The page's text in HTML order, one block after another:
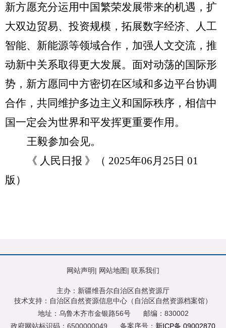
新方愿充分运用中国繁荣发展带来的机遇，扩
大双边贸易、投资规模，拓展数字经济、人工
智能、新能源等领域合作，加强人文交流，推
动新中关系取得更大发展。面对动荡的国际形
势，新方愿同中方密切在区域和多边平台协调
合作，共同维护多边主义和国际秩序，相信中
国一定会为世界和平发挥更重要作用。
王毅参加会见。
《 人民日报 》（ 2025年06月 25 日 01
版）
网站声明| 网站地图| 联系我们
主办：新疆维吾尔自治区自然资源厅
技术支持：自治区自然资源信息中心（自治区自然资源档案馆）
地址：乌鲁木齐市金银路56号
邮编：830002
政府网站标识码：6500000049
备案序号： 新ICP备 09002870